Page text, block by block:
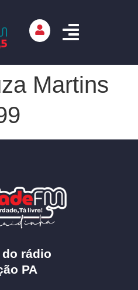
Martins
rádio
PA